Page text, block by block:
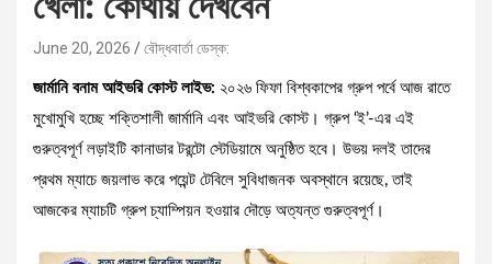
June 20, 2026 বৌদ্ধবার্তা ডেস্ক:
জার্মানি বনাম আইভরি কোস্ট লাইভ: ২০২৬ ফিফা বিশ্বকাপের গ্রুপ পর্বে আজ রাতে
মুখোমুখি হচ্ছে শক্তিশালী জার্মানি এবং আইভরি কোস্ট। গ্রুপ ‘ই’-এর এই
গুরুত্বপূর্ণ লড়াইটি কানাডার টরন্টো স্টেডিয়ামে অনুষ্ঠিত হবে। উভয় দলই তাদের
প্রথম ম্যাচে জয়লাভ করে পয়েন্ট টেবিলে সুবিধাজনক অবস্থানে রয়েছে, তাই
আজকের ম্যাচটি গ্রুপ চ্যাম্পিয়ন হওয়ার দৌড়ে অত্যন্ত গুরুত্বপূর্ণ।